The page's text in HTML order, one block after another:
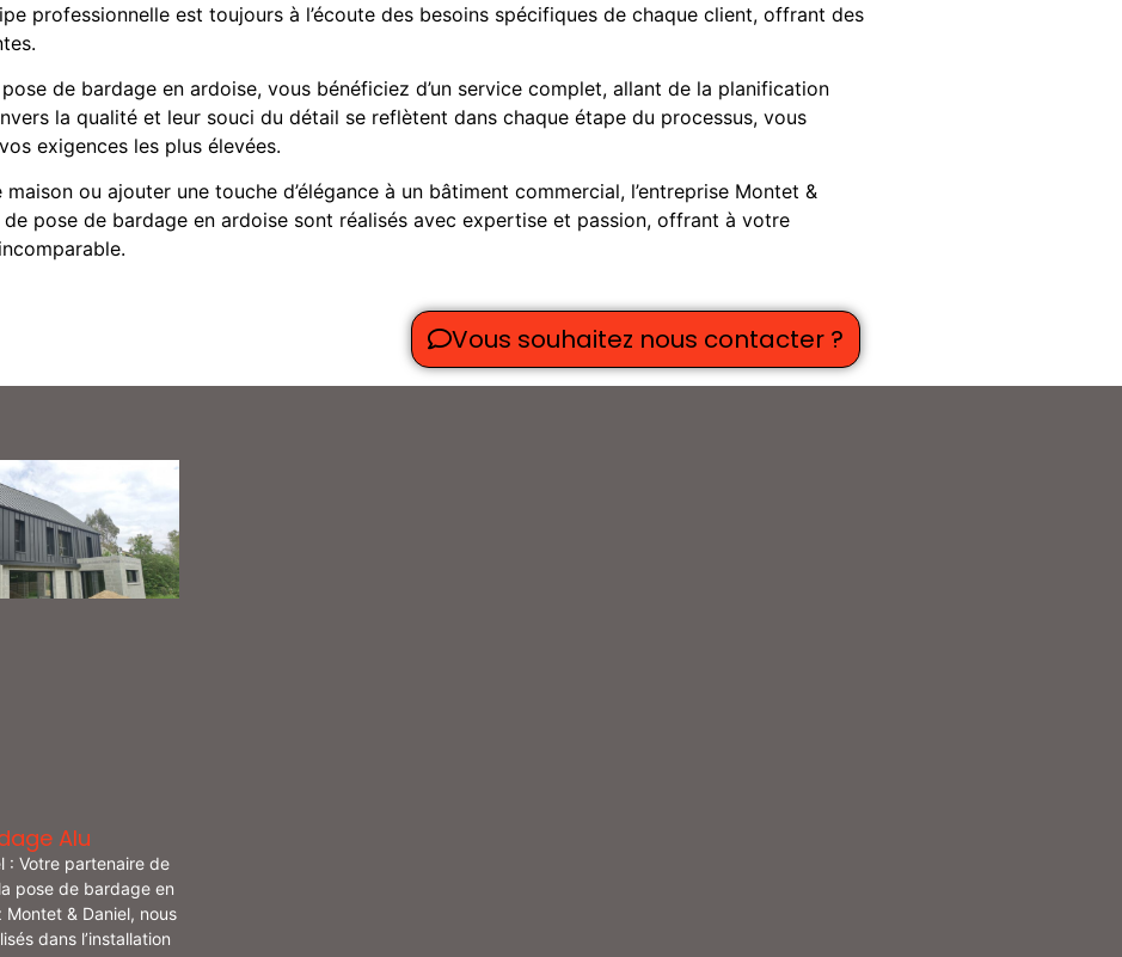
professionnelle est toujours à l’écoute des besoins spécifiques de chaque client, offrant des
de bardage en ardoise, vous bénéficiez d’un service complet, allant de la planification
la qualité et leur souci du détail se reflètent dans chaque étape du processus, vous
exigences les plus élevées.
ou ajouter une touche d’élégance à un bâtiment commercial, l’entreprise Montet &
pose de bardage en ardoise sont réalisés avec expertise et passion, offrant à votre
Vous souhaitez nous contacter ?
Alu
: Votre partenaire de
pose de bardage en
Montet & Daniel, nous
dans l’installation